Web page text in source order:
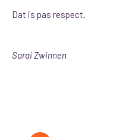
Dat is pas respect.
Sarai Zwinnen